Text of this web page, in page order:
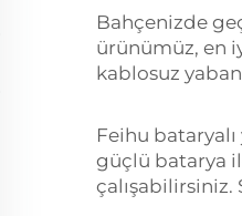
Bahçenizde
ürünümüz, en
kablosuz
Feihu
güçlü batarya
çalışabilirsiniz.